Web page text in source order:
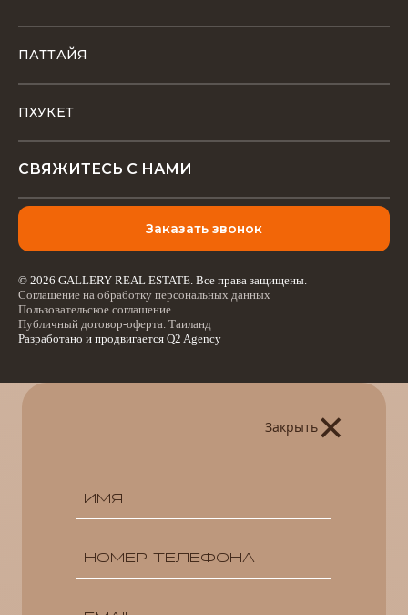
ПАТТАЙЯ
ПХУКЕТ
СВЯЖИТЕСЬ С НАМИ
Заказать звонок
© 2026 GALLERY REAL ESTATE. Все права защищены.
Соглашение на обработку персональных данных
Пользовательское соглашение
Публичный договор-оферта. Таиланд
Разработано и продвигается Q2 Agency
Закрыть×